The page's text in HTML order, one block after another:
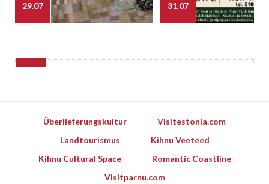
29.07
---
31.07
---
Überlieferungskultur
Visitestonia.com
Landtourismus
Kihnu Veeteed
Kihnu Cultural Space
Romantic Coastline
Visitparnu.com